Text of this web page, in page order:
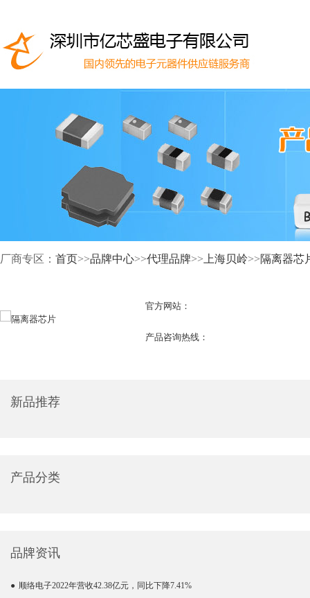
厂商专区： 首页>>品牌中心>>代理品牌>> 上海贝岭>>隔离器芯
官方网站：
产品咨询热线：
新品推荐
产品分类
品牌资讯
● 顺络电子2022年营收42.38亿元，同比下降7.41%